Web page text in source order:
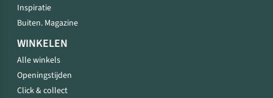
Inspiratie
Buiten. Magazine
WINKELEN
Alle winkels
Openingstijden
Click & collect